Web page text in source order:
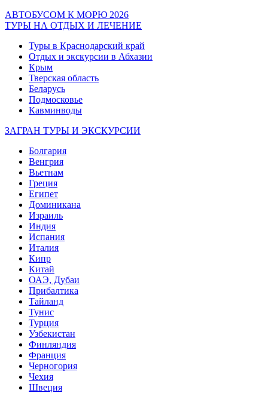
АВТОБУСОМ К МОРЮ 2026
ТУРЫ НА ОТДЫХ И ЛЕЧЕНИЕ
Туры в Краснодарский край
Отдых и экскурсии в Абхазии
Крым
Тверская область
Беларусь
Подмосковье
Кавминводы
ЗАГРАН ТУРЫ И ЭКСКУРСИИ
Болгария
Венгрия
Вьетнам
Греция
Египет
Доминикана
Израиль
Индия
Испания
Италия
Кипр
Китай
ОАЭ, Дубаи
Прибалтика
Тайланд
Тунис
Турция
Узбекистан
Финляндия
Франция
Черногория
Чехия
Швеция